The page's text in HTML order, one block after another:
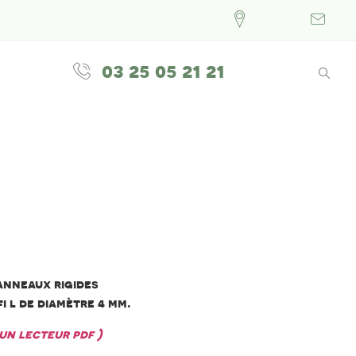
03 25 05 21 21
rigides
l de diamètre 4 mm.
lecteur pdf )